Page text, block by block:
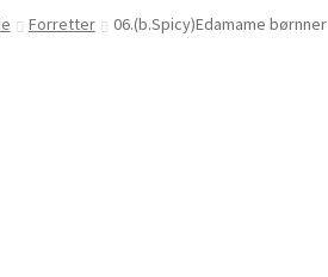
Checkout MenukortMy account
Forretter 06.(b.Spicy)Edamame børnner